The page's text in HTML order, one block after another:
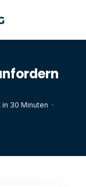
30 Minuten ·